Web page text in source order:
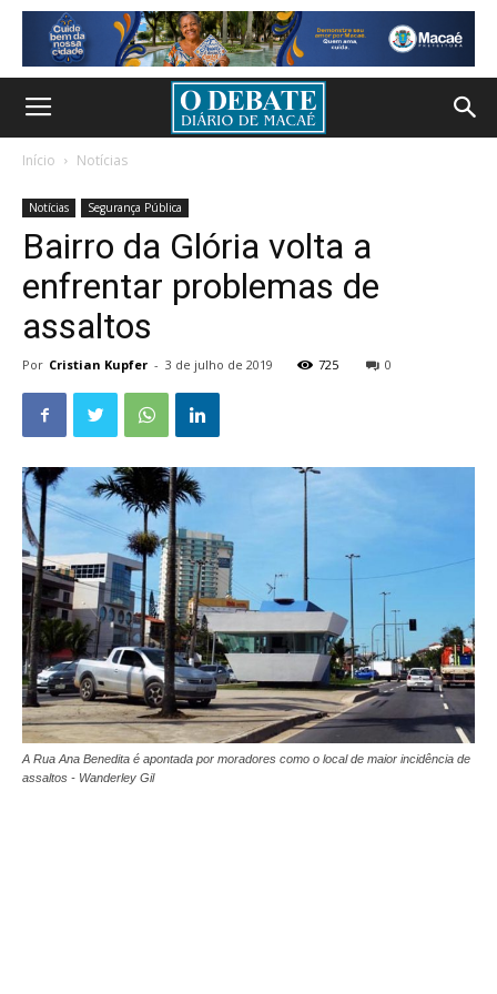
Início Notícias
Notícias Segurança Pública
Bairro da Glória volta a
enfrentar problemas de
assaltos
Por Cristian Kupfer - 3 de julho de 2019 725 0
A Rua Ana Benedita é apontada por moradores como o local de maior incidência de
assaltos - Wanderley Gil